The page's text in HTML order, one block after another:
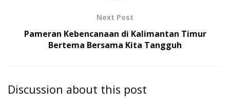
Next Post
Pameran Kebencanaan di Kalimantan Timur
Bertema Bersama Kita Tangguh
Discussion about this post